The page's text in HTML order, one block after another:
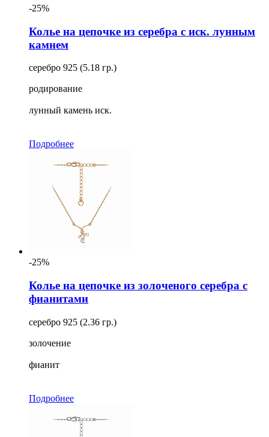
-25%
Колье на цепочке из серебра с иск. лунным
камнем
серебро 925 (5.18 гр.)
родирование
лунный камень иск.
Подробнее
-25%
Колье на цепочке из золоченого серебра с
фианитами
серебро 925 (2.36 гр.)
золочение
фианит
Подробнее